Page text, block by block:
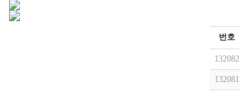
번호
132082
132081